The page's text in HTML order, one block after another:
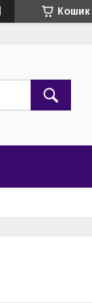
Кошик